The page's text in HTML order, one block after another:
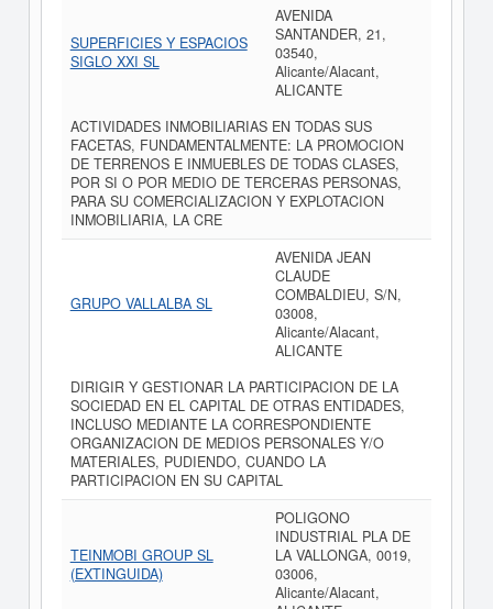
SUPERFICIES Y ESPACIOS
SIGLO XXI SL
AVENIDA
SANTANDER, 21,
03540,
Alicante/Alacant,
ALICANTE
ACTIVIDADES INMOBILIARIAS EN TODAS SUS
FACETAS, FUNDAMENTALMENTE: LA PROMOCION
DE TERRENOS E INMUEBLES DE TODAS CLASES,
POR SI O POR MEDIO DE TERCERAS PERSONAS,
PARA SU COMERCIALIZACION Y EXPLOTACION
INMOBILIARIA, LA CRE
GRUPO VALLALBA SL
AVENIDA JEAN
CLAUDE
COMBALDIEU, S/N,
03008,
Alicante/Alacant,
ALICANTE
DIRIGIR Y GESTIONAR LA PARTICIPACION DE LA
SOCIEDAD EN EL CAPITAL DE OTRAS ENTIDADES,
INCLUSO MEDIANTE LA CORRESPONDIENTE
ORGANIZACION DE MEDIOS PERSONALES Y/O
MATERIALES, PUDIENDO, CUANDO LA
PARTICIPACION EN SU CAPITAL
TEINMOBI GROUP SL
(EXTINGUIDA)
POLIGONO
INDUSTRIAL PLA DE
LA VALLONGA, 0019,
03006,
Alicante/Alacant,